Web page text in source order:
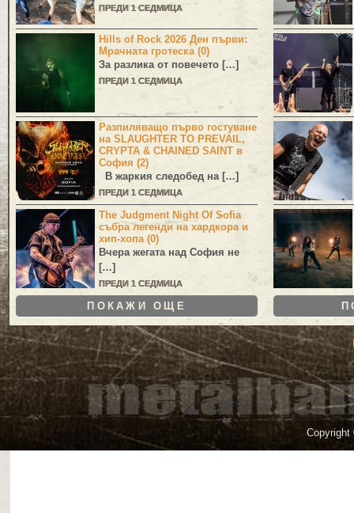
ПРЕДИ 1 СЕДМИЦА
Hills of Rock 2026 Ден първи:
Мрачната гротеска (0)
За разлика от повечето […]
ПРЕДИ 1 СЕДМИЦА
Разпиляващо първо гостуване
на SLAUGHTER TO PREVAIL,
CRYPTA & CHAINED SAINT в
София (2)
В жаркия следобед на […]
ПРЕДИ 1 СЕДМИЦА
The Judgment Night Of Sofia
събра легенди на хардкора и
хип-хопа (0)
Вчера жегата над София не
[…]
ПРЕДИ 1 СЕДМИЦА
ПОКАЖИ ОЩЕ